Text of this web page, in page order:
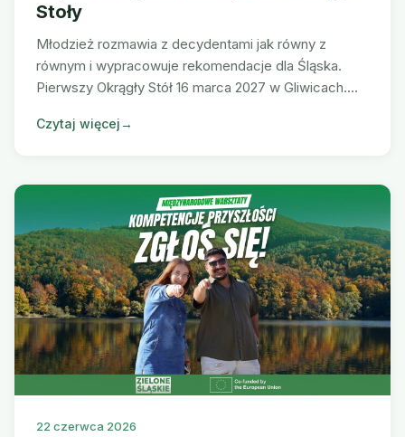
Stoły
Młodzież rozmawia z decydentami jak równy z
równym i wypracowuje rekomendacje dla Śląska.
Pierwszy Okrągły Stół 16 marca 2027 w Gliwicach.
Czytaj więcej→
22 czerwca 2026